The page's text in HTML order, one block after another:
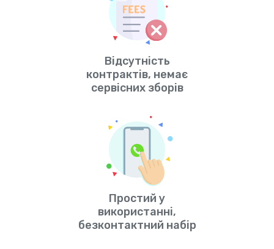
Відсутність
контрактів, немає
сервісних зборів
Простий у
використанні,
безконтактний набір